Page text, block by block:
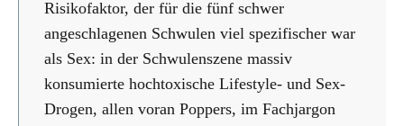
Risikofaktor, der für die fünf schwer
angeschlagenen Schwulen viel spezifischer war
als Sex: in der Schwulenszene massiv
konsumierte hochtoxische Lifestyle- und Sex-
Drogen, allen voran Poppers, im Fachjargon